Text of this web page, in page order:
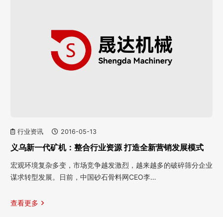
行业资讯 2016-05-13
义乌新一代矿机：整合行业资源 打造全新营销发展模式
宏观环境复杂多变，市场竞争越发激烈，越来越多的破碎筛分企业
谋求转型发展。日前，中国砂石骨料网CEO李…
查看更多